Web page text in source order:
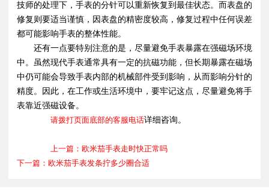
技师的处理下，手表的分针可以重新恢复到最佳状态。而表盘的
修复则要适当谨慎，因表盘的精密度较高，修复过程中任何误差
都可能影响手表的整体性能。
还有一点要特别注意的是，尽量避免手表暴露在强磁场环境
中。虽然现代手表通常具有一定的抗磁功能，但长期暴露在磁场
中仍可能会导致手表内部的机械部件受到影响，从而影响分针的
精度。因此，在工作或生活环境中，要牢记这点，尽量避免将手
表靠近强磁设备。
请拨打页面底部的客服电话详细咨询。
上一篇：欧米茄手表走时快正常吗
下一篇：欧米茄手表发条拧多少圈合适